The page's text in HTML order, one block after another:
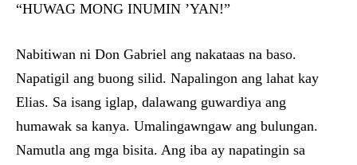
“HUWAG MONG INUMIN ’YAN!”
Nabitiwan ni Don Gabriel ang nakataas na baso.
Napatigil ang buong silid. Napalingon ang lahat kay
Elias. Sa isang iglap, dalawang guwardiya ang
humawak sa kanya. Umalingawngaw ang bulungan.
Namutla ang mga bisita. Ang iba ay napatingin sa